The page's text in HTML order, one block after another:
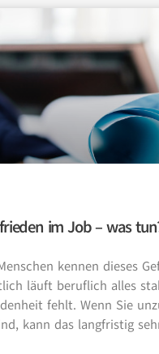
im Job – was
kennen dieses
läuft beruflich alles
fehlt. Wenn Sie
kann das langfristig